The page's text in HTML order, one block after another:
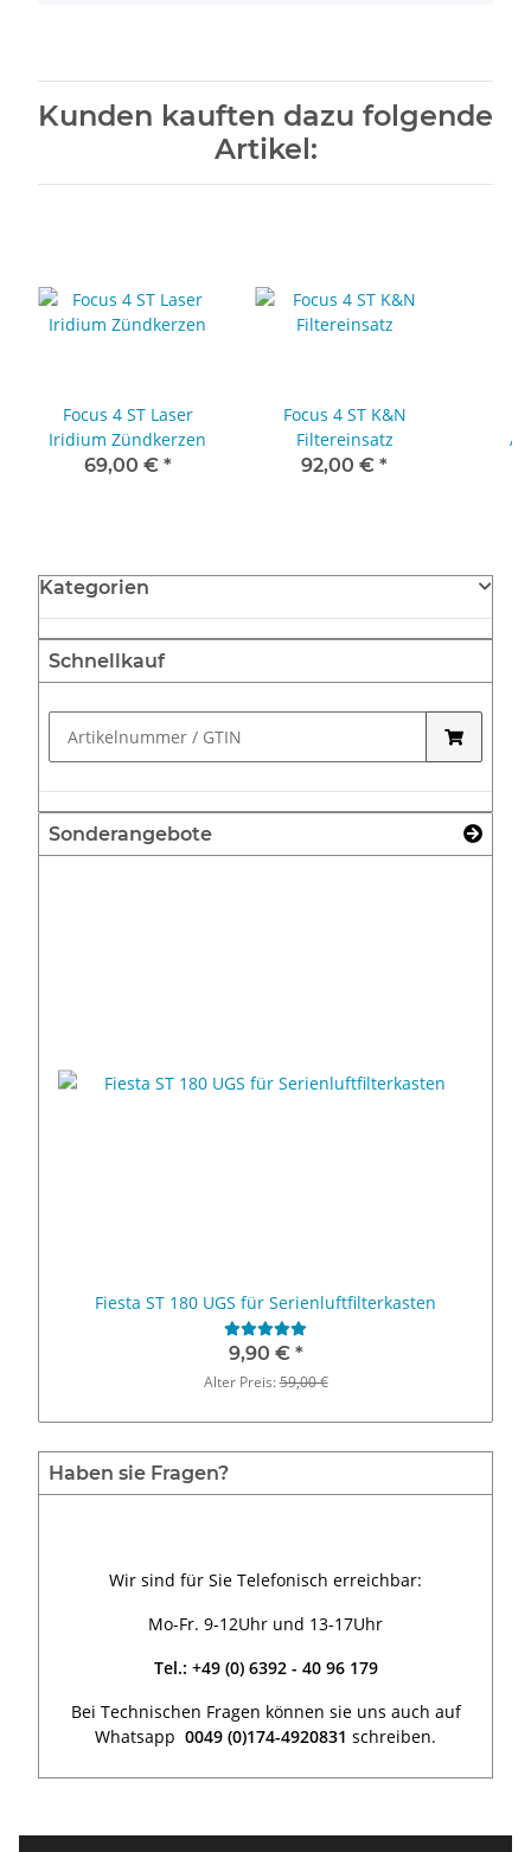
Kunden kauften dazu folgende
Artikel:
Focus 4 ST Laser
Iridium Zündkerzen
69,00 € *
Focus 4 ST K&N
Filtereinsatz
92,00 € *
Kategorien
Schnellkauf
Sonderangebote
Fiesta ST 180 UGS für Serienluftfilterkasten
9,90 € *
Alter Preis:59,00 €
Haben sie Fragen?
Wir sind für Sie Telefonisch erreichbar:
Mo-Fr. 9-12Uhr und 13-17Uhr
Tel.: +49 (0) 6392 - 40 96 179
Bei Technischen Fragen können sie uns auch auf
Whatsapp 0049 (0)174-4920831 schreiben.